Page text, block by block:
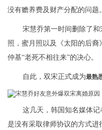
没有赡养费及财产分配的问题。
宋慧乔第一时间删除了
照，蜜月照以及《太阳的后
仲基“老死不相往来”的决心。
自此，双宋正式成为最熟
这几天，韩国知名媒体
是没有采取律师协议的方式进